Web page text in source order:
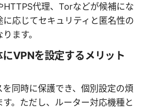
HTTPS代理、Torなどが候補にな
に応じてセキュリティと匿名性の
ます。
VPNを設定するメリット
を同時に保護でき、個別設定の煩
。ただし、ルーター対応機種と